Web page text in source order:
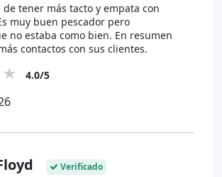
de tener más tacto y empata con
muy buen pescador pero
no estaba como bien. En resumen
contactos con sus clientes.
★ 4.0/5
Verificado